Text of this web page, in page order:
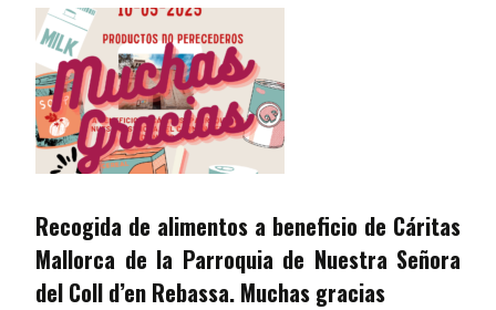
Recogida de alimentos a beneficio de Cáritas
Mallorca de la Parroquia de Nuestra Señora
del Coll d’en Rebassa. Muchas gracias